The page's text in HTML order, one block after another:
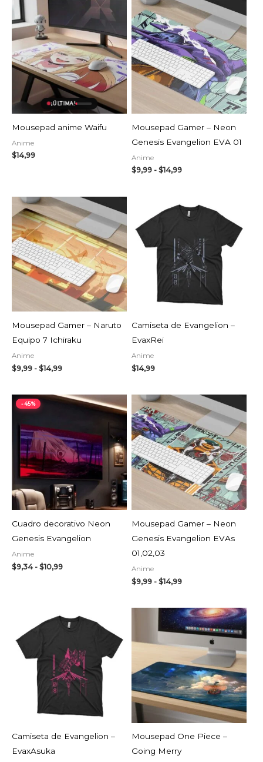
¡ÚLTIMA!
Mousepad anime Waifu
Anime
$14,99
AGOTADO
Mousepad Gamer – Neon
Genesis Evangelion EVA 01
Anime
$9,99 - $14,99
Rango
de
precios:
desde
$9,99
hasta
$14,99
AGOTADO
Mousepad Gamer – Naruto
Equipo 7 Ichiraku
Anime
$9,99 - $14,99
Rango
de
precios:
desde
$9,99
hasta
$14,99
Camiseta de Evangelion –
EvaxRei
Anime
$14,99
-45%
AGOTADO
Cuadro decorativo Neon
Genesis Evangelion
Anime
$9,34 - $10,99
Rango
$9,34
hasta
$10,99
Mousepad Gamer – Neon
Genesis Evangelion EVAs
01,02,03
Anime
$9,99 - $14,99
Rango
de
precios:
desde
$9,99
hasta
$14,99
Camiseta de Evangelion –
EvaxAsuka
Mousepad One Piece –
Going Merry
Rango
de
precios:
$9,99
hasta
$14,99